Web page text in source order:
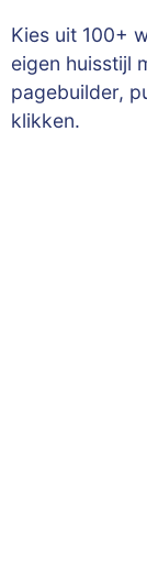
Kies uit 100+
eigen huisstijl
pagebuilder,
klikken.